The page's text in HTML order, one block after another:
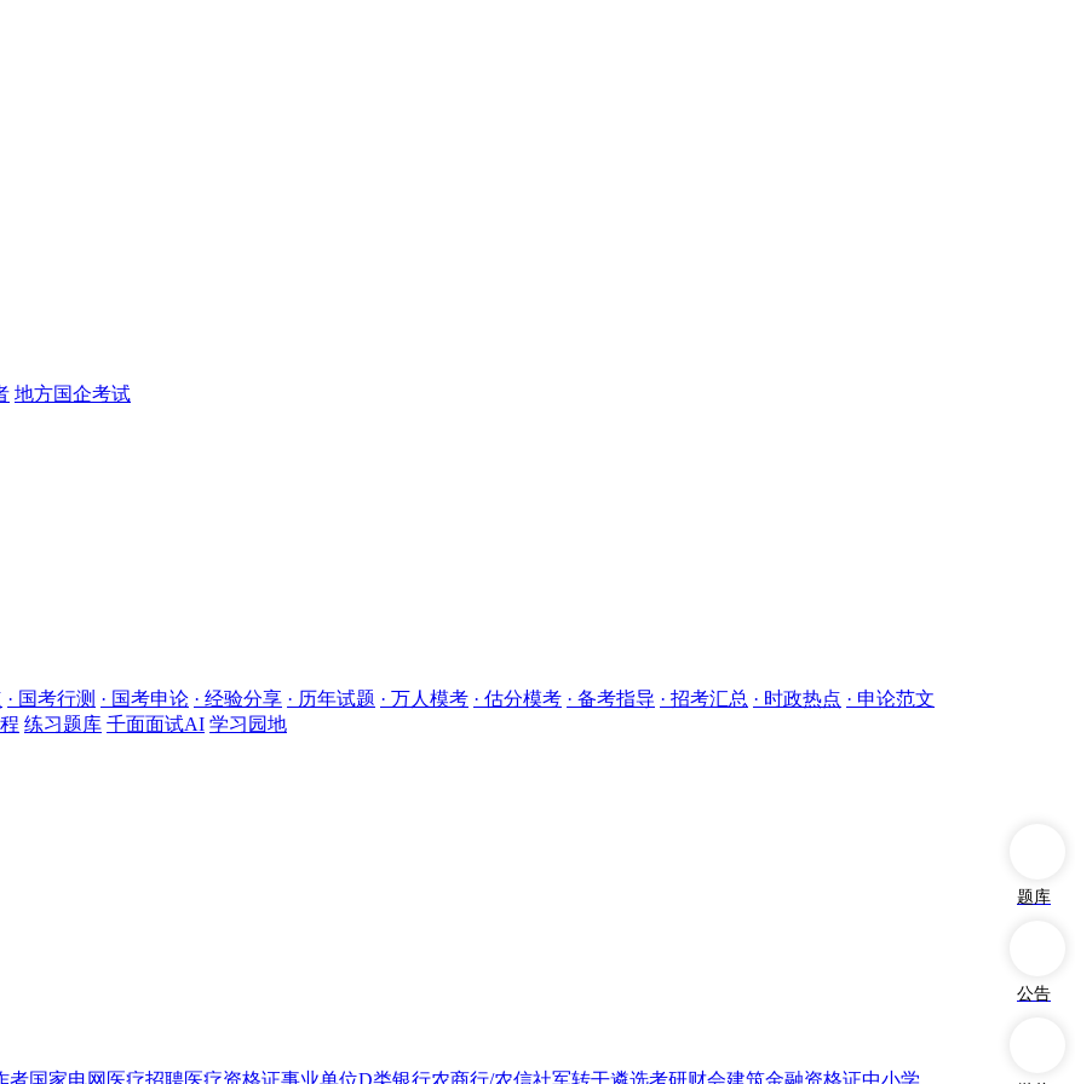
地方国企考试
· 国考行测 · 国考申论 · 经验分享 · 历年试题 · 万人模考 · 估分模考 · 备考指导 · 招考汇总 · 时政热点 · 申论范文
练习题库 千面面试AI 学习园地
者国家电网 医疗招聘医疗资格证事业单位D类银行农商行/农信社军转干遴选考研财会建筑金融资格证中小学
题库
公告